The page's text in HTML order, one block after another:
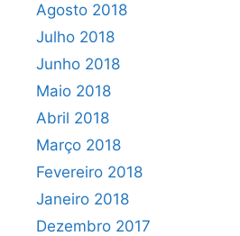
Agosto 2018
Julho 2018
Junho 2018
Maio 2018
Abril 2018
Março 2018
Fevereiro 2018
Janeiro 2018
Dezembro 2017